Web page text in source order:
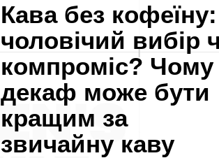
Кава без кофеїну:
чоловічий вибір
компроміс? Чому
декаф може бути
кращим за
звичайну каву